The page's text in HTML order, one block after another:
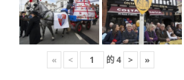
« < 的4 > »